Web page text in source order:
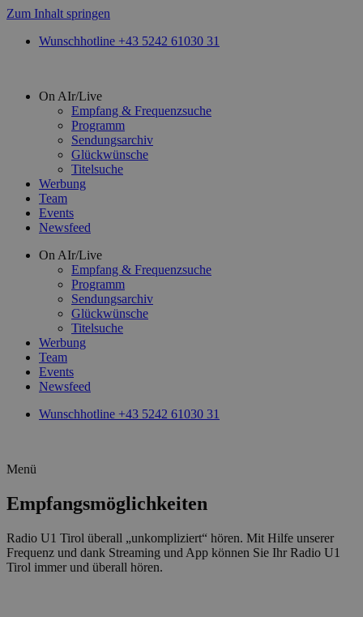
Zum Inhalt springen
Wunschhotline +43 5242 61030 31
On AIr/Live
Empfang & Frequenzsuche
Programm
Sendungsarchiv
Glückwünsche
Titelsuche
Werbung
Team
Events
Newsfeed
On AIr/Live
Empfang & Frequenzsuche
Programm
Sendungsarchiv
Glückwünsche
Titelsuche
Werbung
Team
Events
Newsfeed
Wunschhotline +43 5242 61030 31
Menü
Empfangs­möglich­keiten
Radio U1 Tirol überall „unkompliziert“ hören. Mit Hilfe unserer
Frequenz und dank Streaming und App können Sie Ihr Radio U1
Tirol immer und überall hören.